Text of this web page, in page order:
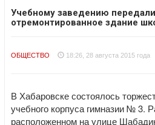
Учебному заведению
отремонтированное здание
ОБЩЕСТВО 18:26, 28 августа 2015 года
В Хабаровске состоялось
учебного корпуса гимназии № 3.
расположенном на улице